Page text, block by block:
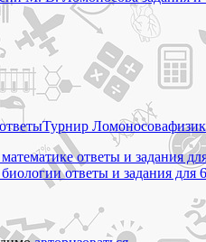
ответыТурнир Ломоносова
ответы и задания
ответы и задания для